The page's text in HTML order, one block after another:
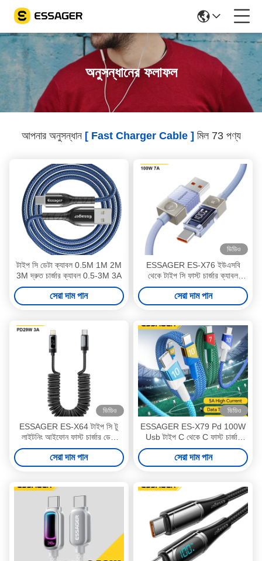
অনুসন্ধানের ফলাফল
আপনার অনুসন্ধান [ Fast Charger Cable ] মিল 73 পণ্য
টাইপ সি ডেটা ক্যাবল 0.5M 1M 2M
3M দ্রুত চার্জার ক্যাবল 0.5-3M 3A
সেরা দাম পান
ভিডিও
ESSAGER ES-X76 ইউএসবি
থেকে টাইপ সি ফাস্ট চার্জার ক্যাবল
100W 7A অ্যান্ড্রয়েড ওয়ানপ্লাসের
জন্য হুয়াওয়ে অপ্পো ভিভিয়ো স্যামসাং
সেরা দাম পান
ভিডিও
ESSAGER ES-X64 টাইপ সি টু
লাইটনিং আইফোন ফাস্ট চার্জার ডেটা
ক্যাবল 3A PD29W LED ডিজিটাল
ডিসপ্লে
সেরা দাম পান
ভিডিও
ESSAGER ES-X79 Pd 100W
Usb টাইপ C থেকে C ফাস্ট চার্জার
ল্যাপটপ মোবাইল ফোন ক্যাবল
সেরা দাম পান